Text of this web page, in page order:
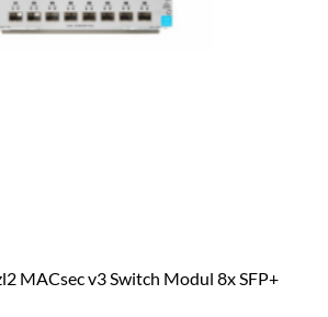
MACsec v3 Switch Modul 8x SFP+